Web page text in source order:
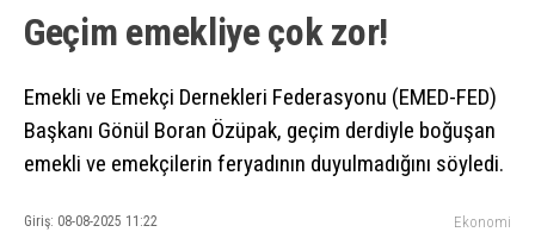
Geçim emekliye çok zor!
Emekli ve Emekçi Dernekleri Federasyonu (EMED-FED)
Başkanı Gönül Boran Özüpak, geçim derdiyle boğuşan
emekli ve emekçilerin feryadının duyulmadığını söyledi.
Giriş: 08-08-2025 11:22 Ekonomi